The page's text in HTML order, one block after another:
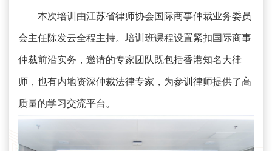
本次培训由江苏省律师协会国际商事仲裁业务委员
会主任陈发云全程主持。培训班课程设置紧扣国际商事
仲裁前沿实务，邀请的专家团队既包括香港知名大律
师，也有内地资深仲裁法律专家，为参训律师提供了高
质量的学习交流平台。